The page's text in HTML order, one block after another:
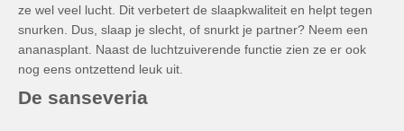
ze wel veel lucht. Dit verbetert de slaapkwaliteit en helpt tegen
snurken. Dus, slaap je slecht, of snurkt je partner? Neem een
ananasplant. Naast de luchtzuiverende functie zien ze er ook
nog eens ontzettend leuk uit.
De sanseveria